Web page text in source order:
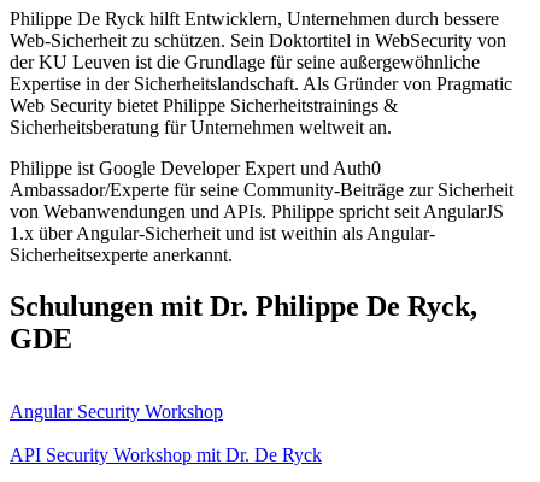
Philippe De Ryck hilft Entwicklern, Unternehmen durch bessere
Web-Sicherheit zu schützen. Sein Doktortitel in WebSecurity von
der KU Leuven ist die Grundlage für seine außergewöhnliche
Expertise in der Sicherheitslandschaft. Als Gründer von Pragmatic
Web Security bietet Philippe Sicherheitstrainings &
Sicherheitsberatung für Unternehmen weltweit an.
Philippe ist Google Developer Expert und Auth0
Ambassador/Experte für seine Community-Beiträge zur Sicherheit
von Webanwendungen und APIs. Philippe spricht seit AngularJS
1.x über Angular-Sicherheit und ist weithin als Angular-
Sicherheitsexperte anerkannt.
Schulungen mit Dr. Philippe De Ryck,
GDE
Angular Security Workshop
API Security Workshop mit Dr. De Ryck